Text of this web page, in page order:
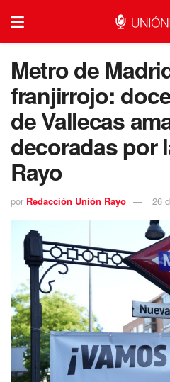
Metro de
franjirrojo:
de Vallecas
decoradas por
Rayo
por Redacción Unión Rayo 26